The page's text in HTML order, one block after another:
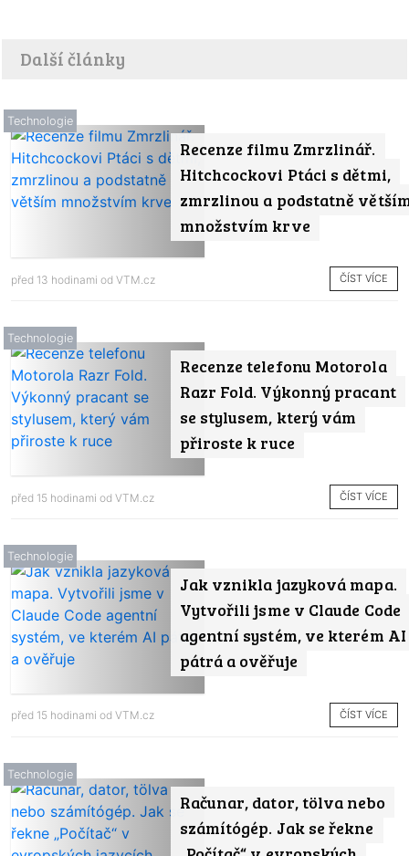
Další články
Recenze filmu Zmrzlinář.
Hitchcockovi Ptáci s dětmi,
zmrzlinou a podstatně
množstvím krve
Technologie
před 13 hodinami od VTM.cz ČÍST VÍCE
Recenze telefonu Motorola
Razr Fold. Výkonný pracant
se stylusem, který vám
přiroste k ruce
Technologie
před 15 hodinami od VTM.cz ČÍST VÍCE
Jak vznikla jazyková mapa.
Vytvořili jsme v Claude Code
agentní systém, ve kterém AI
pátrá a ověřuje
Technologie
před 15 hodinami od VTM.cz ČÍST VÍCE
Računar, dator, tölva nebo
számítógép. Jak se řekne
Technologie